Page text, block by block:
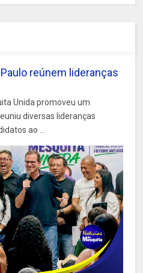
reúnem lideranças
Unida promoveu um
diversas lideranças
ao ...